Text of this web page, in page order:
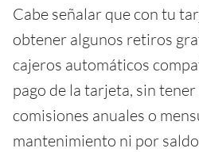
Cabe señalar que con tu
obtener algunos retiros
cajeros automáticos
pago de la tarjeta, sin
comisiones anuales o
mantenimiento ni por